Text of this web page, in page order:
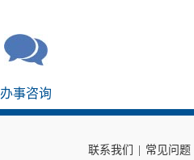
办事咨询
联系我们 常见问题